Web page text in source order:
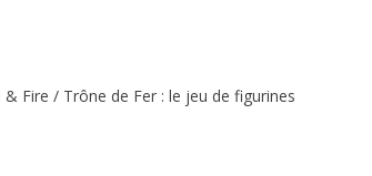
& Fire / Trône de Fer : le jeu de figurines